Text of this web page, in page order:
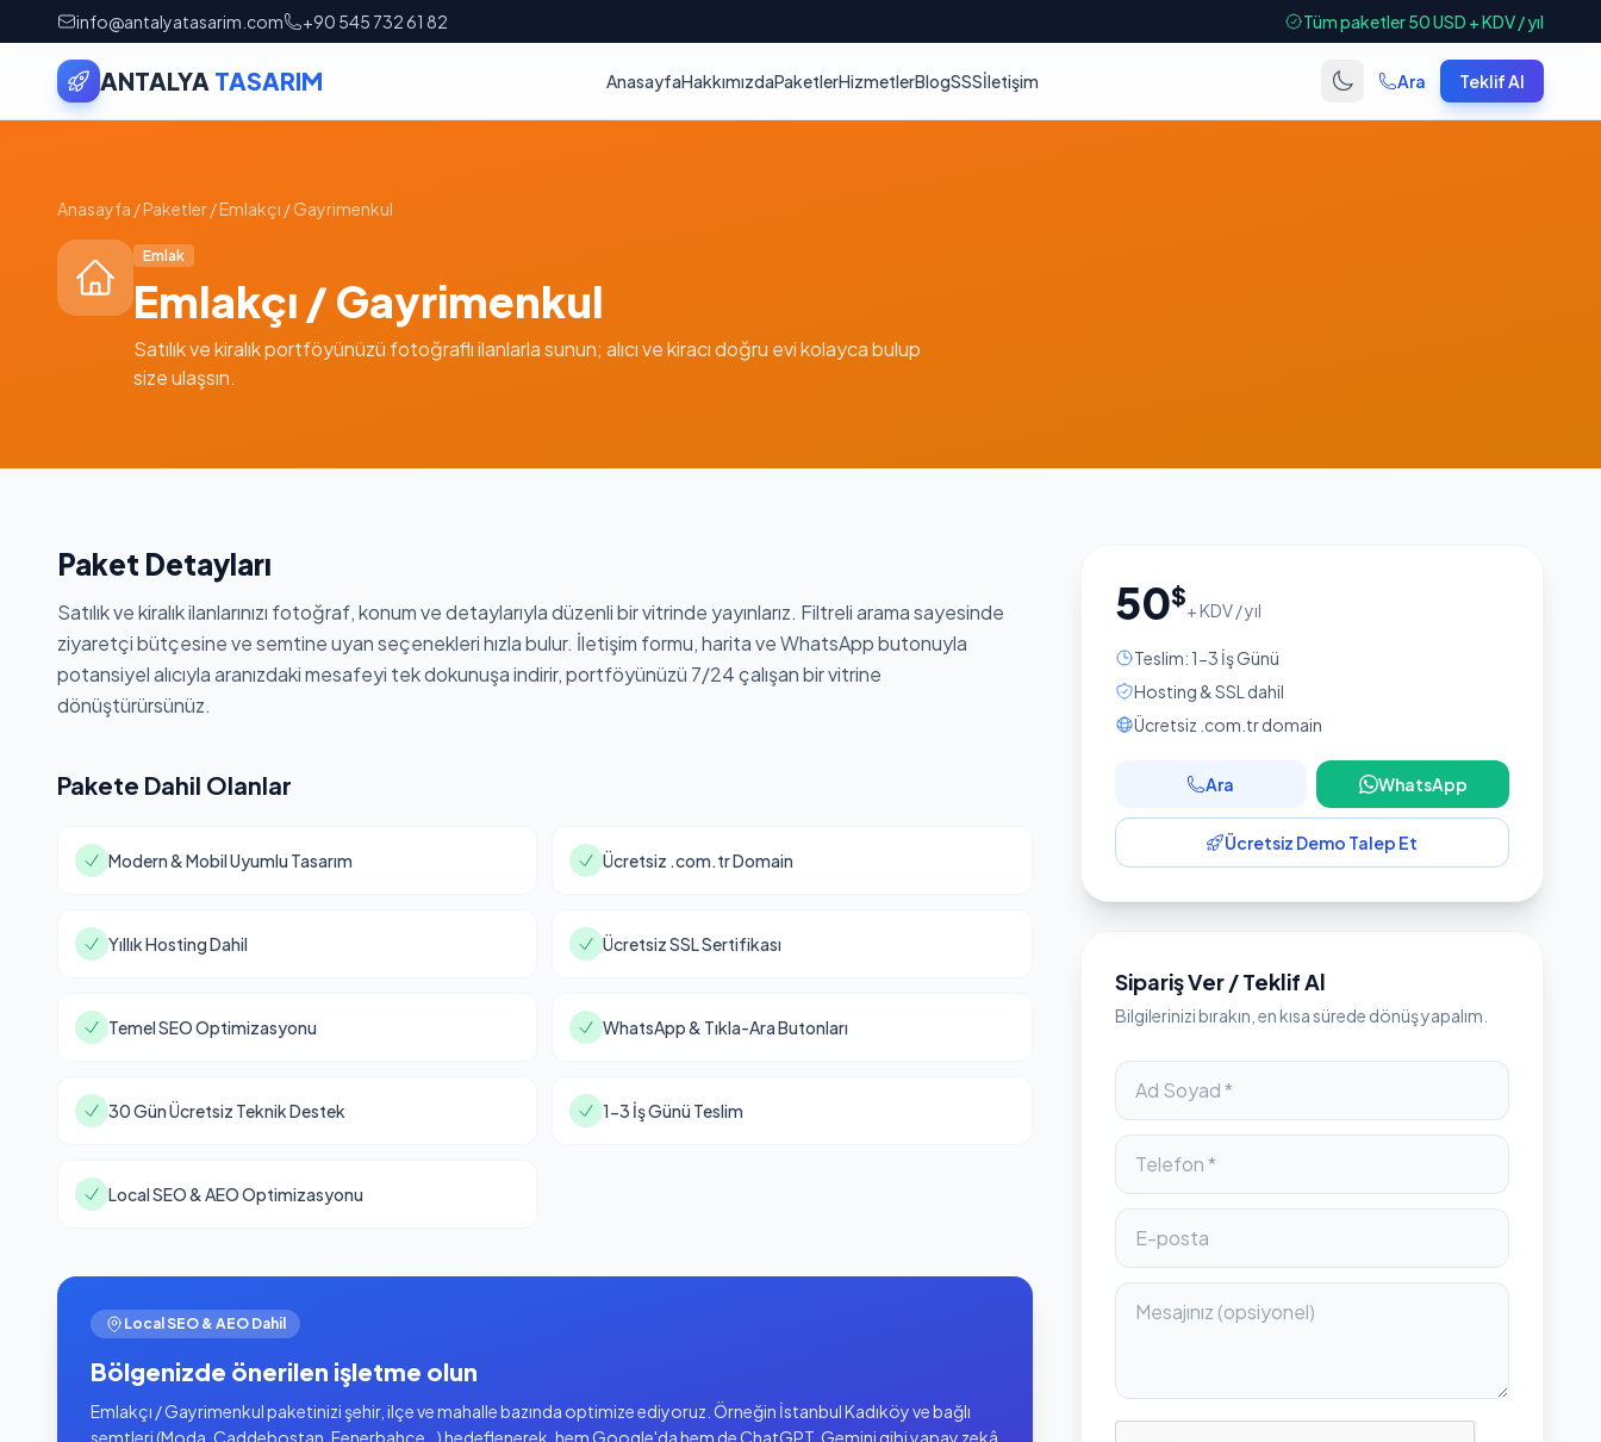
info@antalyatasarim.com +90 545 732 61 82 Tüm paketler 50 USD + KDV / yıl
ANTALYA TASARIM AnasayfaHakkımızdaPaketlerHizmetlerBlogSSSİletişim Ara Teklif Al
Anasayfa /Paketler/Emlakçı / Gayrimenkul
Emlak
Emlakçı / Gayrimenkul
Satılık ve kiralık portföyünüzü fotoğraflı ilanlarla sunun; alıcı ve kiracı doğru evi kolayca bulup
size ulaşsın.
Paket Detayları
Satılık ve kiralık ilanlarınızı fotoğraf, konum ve detaylarıyla düzenli bir vitrinde yayınlarız. Filtreli arama sayesinde
ziyaretçi bütçesine ve semtine uyan seçenekleri hızla bulur. İletişim formu, harita ve WhatsApp butonuyla
potansiyel alıcıyla aranızdaki mesafeyi tek dokunuşa indirir, portföyünüzü 7/24 çalışan bir vitrine
dönüştürürsünüz.
Pakete Dahil Olanlar
Modern & Mobil Uyumlu Tasarım Ücretsiz .com.tr Domain
Yıllık Hosting Dahil Ücretsiz SSL Sertifikası
Temel SEO Optimizasyonu WhatsApp & Tıkla-Ara Butonları
30 Gün Ücretsiz Teknik Destek 1-3 İş Günü Teslim
Local SEO & AEO Optimizasyonu
Local SEO & AEO Dahil
Bölgenizde önerilen işletme olun
Emlakçı / Gayrimenkul paketinizi şehir, ilçe ve mahalle bazında optimize ediyoruz. Örneğin İstanbul Kadıköy ve bağlı
semtleri (Moda, Caddebostan, Fenerbahçe…) hedeflenerek, hem Google'da hem de ChatGPT, Gemini gibi yapay zekâ
50$+ KDV / yıl
Teslim: 1-3 İş Günü
Hosting & SSL dahil
Ücretsiz .com.tr domain
Ara WhatsApp
Ücretsiz Demo Talep Et
Sipariş Ver / Teklif Al
Bilgilerinizi bırakın, en kısa sürede dönüş yapalım.